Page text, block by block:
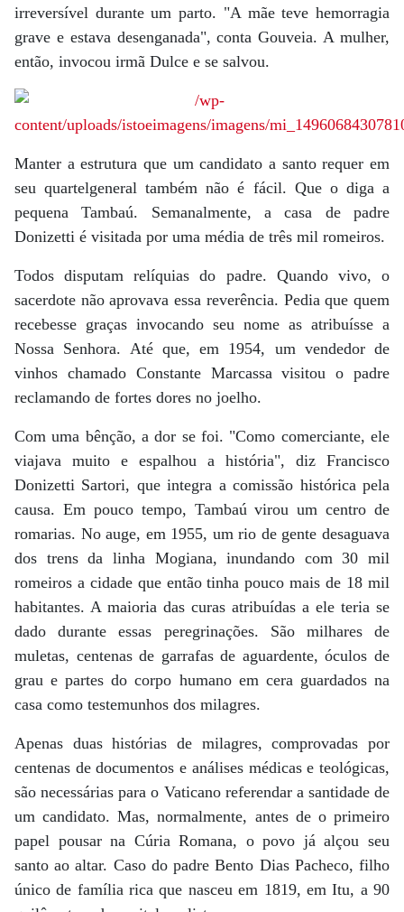
irreversível durante um parto. "A mãe teve hemorragia
grave e estava desenganada", conta Gouveia. A mulher,
então, invocou irmã Dulce e se salvou.
Manter a estrutura que um candidato a santo requer em
seu quartelgeneral também não é fácil. Que o diga a
pequena Tambaú. Semanalmente, a casa de padre
Donizetti é visitada por uma média de três mil romeiros.
Todos disputam relíquias do padre. Quando vivo, o
sacerdote não aprovava essa reverência. Pedia que quem
recebesse graças invocando seu nome as atribuísse a
Nossa Senhora. Até que, em 1954, um vendedor de
vinhos chamado Constante Marcassa visitou o padre
reclamando de fortes dores no joelho.
Com uma bênção, a dor se foi. "Como comerciante, ele
viajava muito e espalhou a história", diz Francisco
Donizetti Sartori, que integra a comissão histórica pela
causa. Em pouco tempo, Tambaú virou um centro de
romarias. No auge, em 1955, um rio de gente desaguava
dos trens da linha Mogiana, inundando com 30 mil
romeiros a cidade que então tinha pouco mais de 18 mil
habitantes. A maioria das curas atribuídas a ele teria se
dado durante essas peregrinações. São milhares de
muletas, centenas de garrafas de aguardente, óculos de
grau e partes do corpo humano em cera guardados na
casa como testemunhos dos milagres.
Apenas duas histórias de milagres, comprovadas por
centenas de documentos e análises médicas e teológicas,
são necessárias para o Vaticano referendar a santidade de
um candidato. Mas, normalmente, antes de o primeiro
papel pousar na Cúria Romana, o povo já alçou seu
santo ao altar. Caso do padre Bento Dias Pacheco, filho
único de família rica que nasceu em 1819, em Itu, a 90